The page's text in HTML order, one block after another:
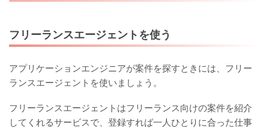
フリーランスエージェントを使う
アプリケーションエンジニアが案件を探すときには、フリー
ランスエージェントを使いましょう。
フリーランスエージェントはフリーランス向けの案件を紹介
してくれるサービスで、登録すれば一人ひとりに合った仕事